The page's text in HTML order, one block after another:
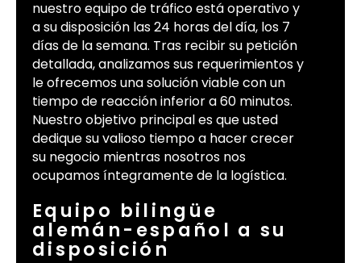
nuestro equipo de tráfico está operativo y
a su disposición las 24 horas del día, los 7
días de la semana. Tras recibir su petición
detallada, analizamos sus requerimientos y
le ofrecemos una solución viable con un
tiempo de reacción inferior a 60 minutos.
Nuestro objetivo principal es que usted
dedique su valioso tiempo a hacer crecer
su negocio mientras nosotros nos
ocupamos íntegramente de la logística.
Equipo bilingüe
alemán-español a su
disposición